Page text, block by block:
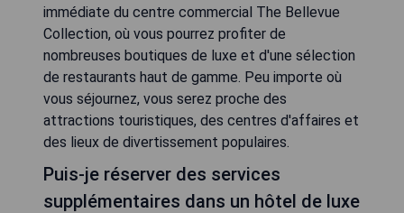
immédiate du centre commercial The Bellevue
Collection, où vous pourrez profiter de
nombreuses boutiques de luxe et d'une sélection
de restaurants haut de gamme. Peu importe où
vous séjournez, vous serez proche des
attractions touristiques, des centres d'affaires et
des lieux de divertissement populaires.
Puis-je réserver des services
supplémentaires dans un hôtel de luxe